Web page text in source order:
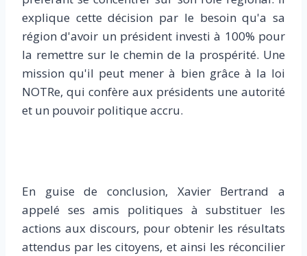
explique cette décision par le besoin qu'a sa
région d'avoir un président investi à 100% pour
la remettre sur le chemin de la prospérité. Une
mission qu'il peut mener à bien grâce à la loi
NOTRe, qui confère aux présidents une autorité
et un pouvoir politique accru.
En guise de conclusion, Xavier Bertrand a
appelé ses amis politiques à substituer les
actions aux discours, pour obtenir les résultats
attendus par les citoyens, et ainsi les réconcilier